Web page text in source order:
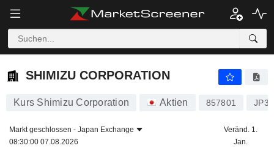
SHIMIZU CORPORATION
SHIMIZU CORPORATION
Kurs Shimizu Corporation Aktien 857801
Markt geschlossen - Japan Exchange
08:30:00 07.08.2026
Veränd. 1.
Jan.